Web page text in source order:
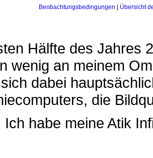
Beobachtungsbedingungen Übersicht
Hälfte des Jahres
wenig an meinem
dabei
die
Ich habe meine Atik